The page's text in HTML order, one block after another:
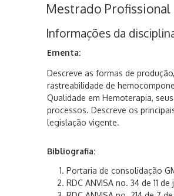
Mestrado Profissional
Informações da
Ementa:
Descreve as formas de
rastreabilidade de
Qualidade em Hemoterapia,
processos. Descreve os
legislação vigente.
Bibliografia:
Portaria de consolidação
RDC ANVISA no. 34 de 11